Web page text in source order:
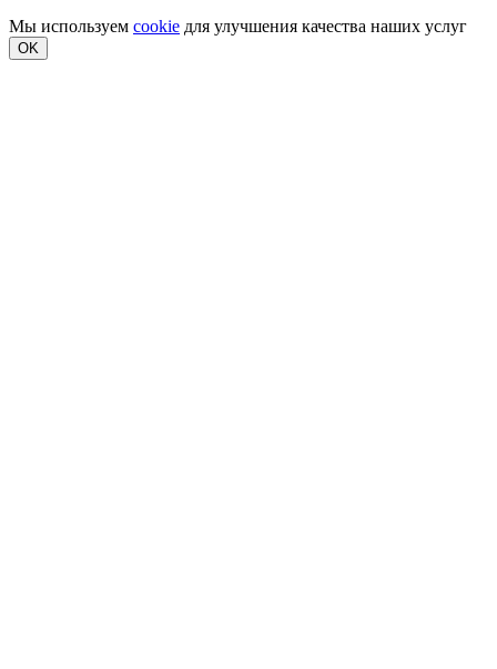
Мы используем cookie для улучшения качества наших услуг
OK